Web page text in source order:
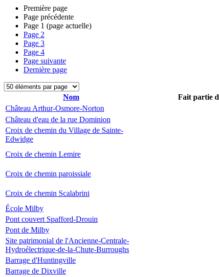
Première page
Page précédente
Page 1 (page actuelle)
Page 2
Page 3
Page 4
Page suivante
Dernière page
Nom
Fait partie
Château Arthur-Osmore-Norton
Château d'eau de la rue Dominion
Croix de chemin du Village de Sainte-
Edwidge
Croix de chemin Lemire
Croix de chemin paroissiale
Croix de chemin Scalabrini
École Milby
Pont couvert Spafford-Drouin
Pont de Milby
Site patrimonial de l'Ancienne-Centrale-
Hydroélectrique-de-la-Chute-Burroughs
Barrage d'Huntingville
Barrage de Dixville